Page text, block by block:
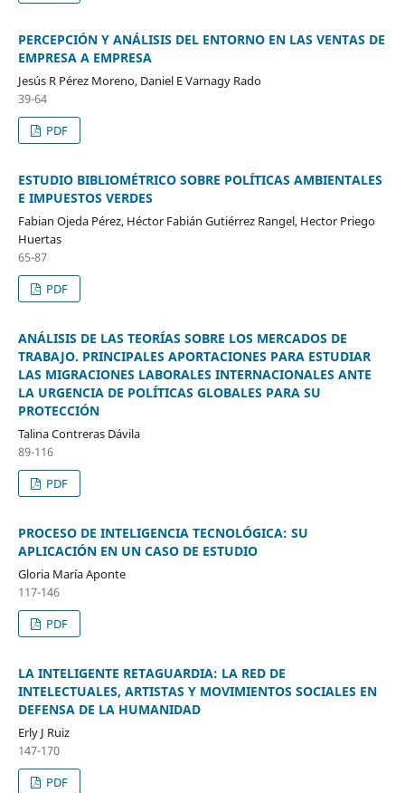
PERCEPCIÓN Y ANÁLISIS DEL ENTORNO EN LAS VENTAS DE
EMPRESA A EMPRESA
Jesús R Pérez Moreno, Daniel E Varnagy Rado
39-64
PDF
ESTUDIO BIBLIOMÉTRICO SOBRE POLÍTICAS AMBIENTALES
E IMPUESTOS VERDES
Fabian Ojeda Pérez, Héctor Fabián Gutiérrez Rangel, Hector Priego
Huertas
65-87
PDF
ANÁLISIS DE LAS TEORÍAS SOBRE LOS MERCADOS DE
TRABAJO. PRINCIPALES APORTACIONES PARA ESTUDIAR
LAS MIGRACIONES LABORALES INTERNACIONALES ANTE
LA URGENCIA DE POLÍTICAS GLOBALES PARA SU
PROTECCIÓN
Talina Contreras Dávila
89-116
PDF
PROCESO DE INTELIGENCIA TECNOLÓGICA: SU
APLICACIÓN EN UN CASO DE ESTUDIO
Gloria María Aponte
117-146
PDF
LA INTELIGENTE RETAGUARDIA: LA RED DE
INTELECTUALES, ARTISTAS Y MOVIMIENTOS SOCIALES EN
DEFENSA DE LA HUMANIDAD
Erly J Ruiz
147-170
PDF